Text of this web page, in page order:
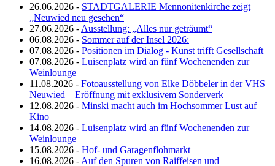
26.06.2026 - STADTGALERIE Mennonitenkirche zeigt
„Neuwied neu gesehen“
27.06.2026 - Ausstellung: „Alles nur geträumt“
06.08.2026 - Sommer auf der Insel 2026:
07.08.2026 - Positionen im Dialog - Kunst trifft Gesellschaft
07.08.2026 - Luisenplatz wird an fünf Wochenenden zur
Weinlounge
11.08.2026 - Fotoausstellung von Elke Döbbeler in der VHS
Neuwied – Eröffnung mit exklusivem Sonderverk
12.08.2026 - Minski macht auch im Hochsommer Lust auf
Kino
14.08.2026 - Luisenplatz wird an fünf Wochenenden zur
Weinlounge
15.08.2026 - Hof- und Garagenflohmarkt
16.08.2026 - Auf den Spuren von Raiffeisen und